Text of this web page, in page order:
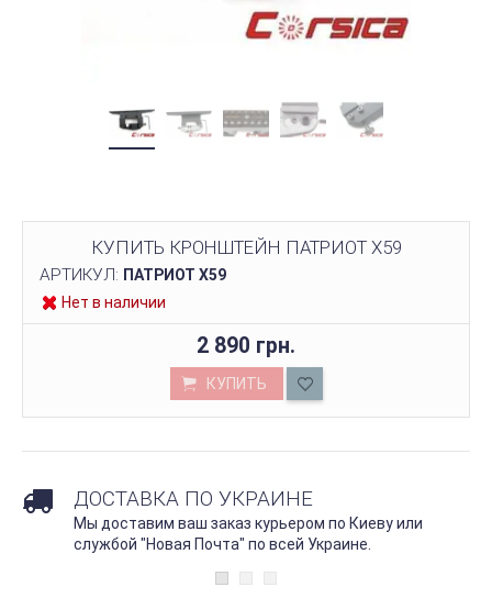
КУПИТЬ КРОНШТЕЙН ПАТРИОТ Х59
АРТИКУЛ: ПАТРИОТ Х59
Нет в наличии
2 890 грн.
КУПИТЬ
ДОСТАВКА ПО УКРАИНЕ
Мы доставим ваш заказ курьером по Киеву или
службой "Новая Почта" по всей Украине.